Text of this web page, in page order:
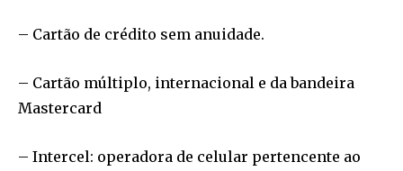
[td_block_social_counter style=”style7 td-social-boxed”
manual_count_tiktok=”32214″ f_network_font_family=”tt-
primary-font_global” f_counters_font_family=”tt-primary-
– Cartão de crédito sem anuidade.
– Cartão múltiplo, internacional e da bandeira
Mastercard
– Intercel: operadora de celular pertencente ao